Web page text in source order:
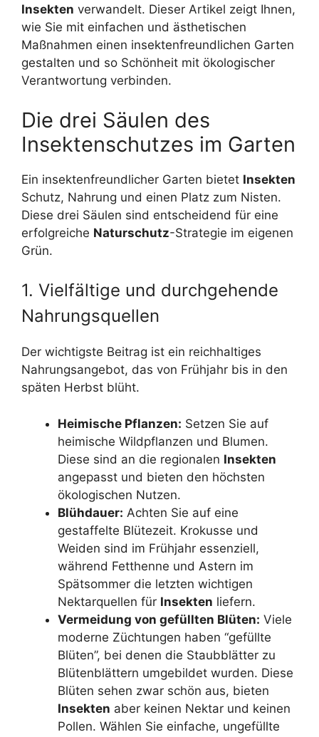
Insekten verwandelt. Dieser Artikel zeigt Ihnen,
wie Sie mit einfachen und ästhetischen
Maßnahmen einen insektenfreundlichen Garten
gestalten und so Schönheit mit ökologischer
Verantwortung verbinden.
Die drei Säulen des
Insektenschutzes im Garten
Ein insektenfreundlicher Garten bietet Insekten
Schutz, Nahrung und einen Platz zum Nisten.
Diese drei Säulen sind entscheidend für eine
erfolgreiche Naturschutz-Strategie im eigenen
Grün.
1. Vielfältige und durchgehende
Nahrungsquellen
Der wichtigste Beitrag ist ein reichhaltiges
Nahrungsangebot, das von Frühjahr bis in den
späten Herbst blüht.
Heimische Pflanzen: Setzen Sie auf
heimische Wildpflanzen und Blumen.
Diese sind an die regionalen Insekten
angepasst und bieten den höchsten
ökologischen Nutzen.
Blühdauer: Achten Sie auf eine
gestaffelte Blütezeit. Krokusse und
Weiden sind im Frühjahr essenziell,
während Fetthenne und Astern im
Spätsommer die letzten wichtigen
Nektarquellen für Insekten liefern.
Vermeidung von gefüllten Blüten: Viele
moderne Züchtungen haben “gefüllte
Blüten”, bei denen die Staubblätter zu
Blütenblättern umgebildet wurden. Diese
Blüten sehen zwar schön aus, bieten
Insekten aber keinen Nektar und keinen
Pollen. Wählen Sie einfache, ungefüllte